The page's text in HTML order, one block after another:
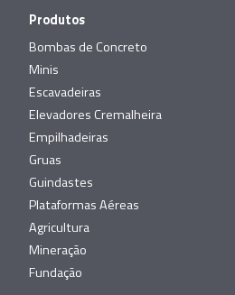
Produtos
Bombas de Concreto
Minis
Escavadeiras
Elevadores Cremalheira
Empilhadeiras
Gruas
Guindastes
Plataformas Aéreas
Agricultura
Mineração
Fundação